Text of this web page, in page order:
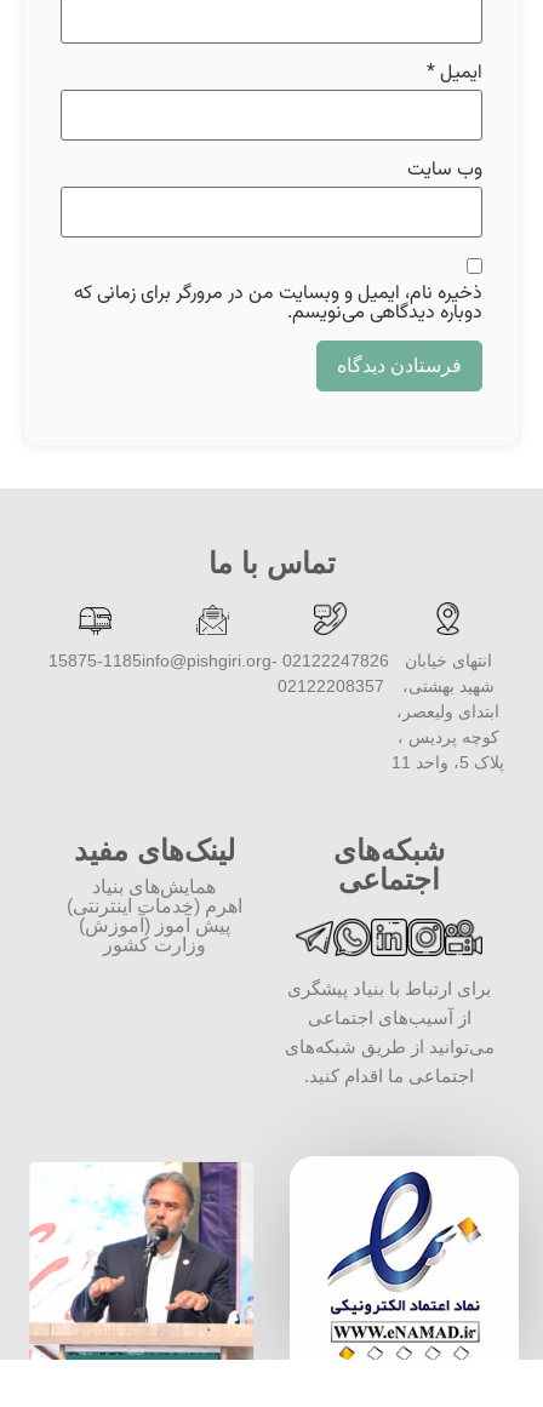
ایمیل*
وب‌ سایت
ذخیره نام، ایمیل و وبسایت من در مرورگر برای زمانی که
دوباره دیدگاهی می‌نویسم.
تماس با ما
انتهای خیابان
شهید بهشتی،
ابتدای ولیعصر،
کوچه پردیس ،
پلاک 5، واحد 11
02122247826 -
02122208357
info@pishgiri.org
15875-1185
شبکه‌های
اجتماعی
برای ارتباط با بنیاد پیشگری
از آسیب‌های اجتماعی
می‌توانید از طریق شبکه‌‎های
اجتماعی ما اقدام کنید.
لینک‌های مفید
همایش‌های بنیاد
اهرم (خدمات اینترنتی)
پیش آموز (آموزش)
وزارت کشور